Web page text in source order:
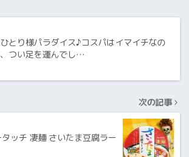
とり様パラダイス♪コスパはイマイチなの
つい足を運んでし…
次の記事
ッチ 凄麺 さいたま豆腐ラー